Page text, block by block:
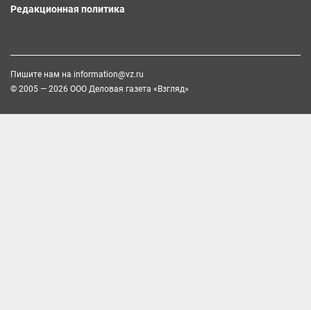
Редакционная политика
Пишите нам на information@vz.ru
© 2005 — 2026 ООО Деловая газета «Взгляд»